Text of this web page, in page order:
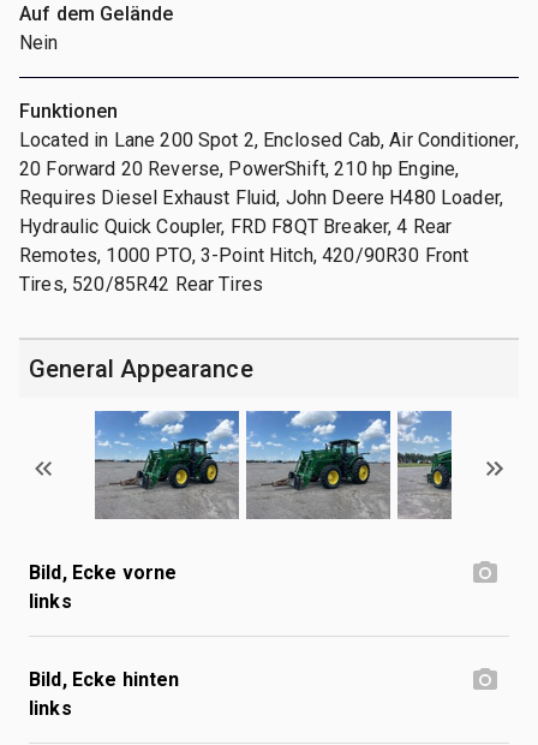
Auf dem Gelände
Nein
Funktionen
Located in Lane 200 Spot 2, Enclosed Cab, Air Conditioner,
20 Forward 20 Reverse, PowerShift, 210 hp Engine,
Requires Diesel Exhaust Fluid, John Deere H480 Loader,
Hydraulic Quick Coupler, FRD F8QT Breaker, 4 Rear
Remotes, 1000 PTO, 3-Point Hitch, 420/90R30 Front
Tires, 520/85R42 Rear Tires
General Appearance
Bild, Ecke vorne
links
Bild, Ecke hinten
links